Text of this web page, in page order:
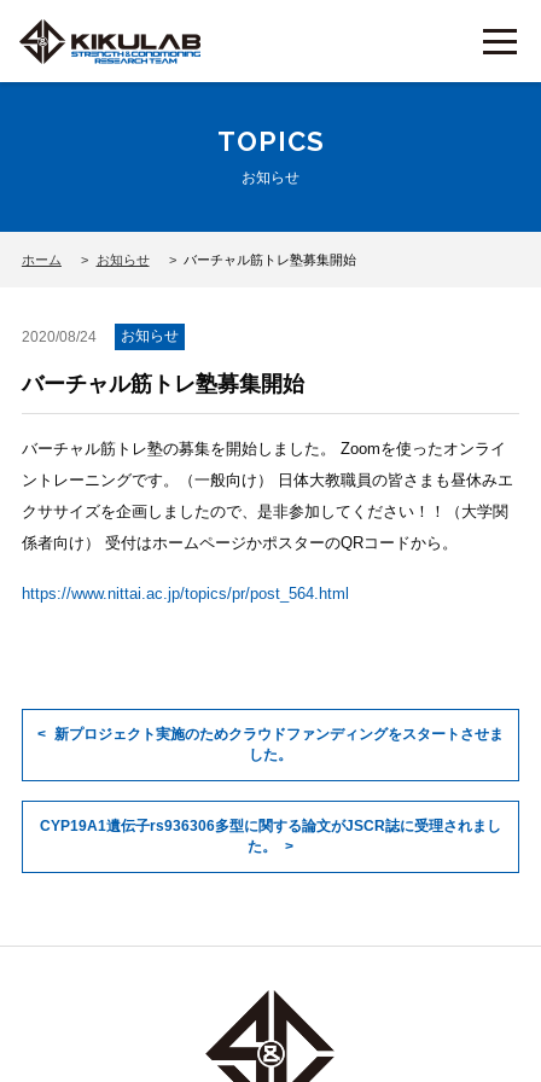
TOPICS
お知らせ
ホーム お知らせ バーチャル筋トレ塾募集開始
2020/08/24 お知らせ
バーチャル筋トレ塾募集開始
バーチャル筋トレ塾の募集を開始しました。 Zoomを使ったオンライ
ントレーニングです。（一般向け） 日体大教職員の皆さまも昼休みエ
クササイズを企画しましたので、是非参加してください！！（大学関
係者向け） 受付はホームページかポスターのQRコードから。
https://www.nittai.ac.jp/topics/pr/post_564.html
新プロジェクト実施のためクラウドファンディングをスタートさせま
した。
CYP19A1遺伝子rs936306多型に関する論文がJSCR誌に受理されまし
た。